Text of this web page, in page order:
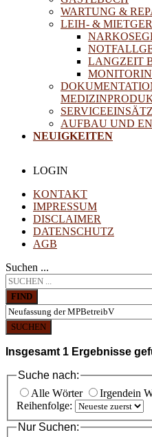
WARTUNG &
LEIH- &
LANGZEIT
AUFBAU UND
NEUIGKEITEN
LOGIN
KONTAKT
IMPRESSUM
DISCLAIMER
DATENSCHUTZ
AGB
Suchen ...
FIND
SUCHEN
Insgesamt 1 Ergebnisse
Suche nach:
Alle Wörter
Irgendein
Reihenfolge:
Nur Suchen: